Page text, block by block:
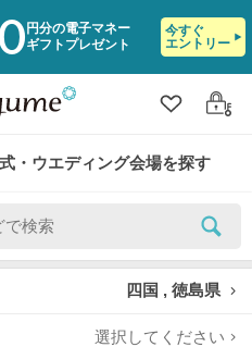
円分の電子マネー
ギフトプレゼント
今すぐ
エントリー
クリップ
ログ
・ウエディング会場を探す
四国 , 徳島県
選択してください